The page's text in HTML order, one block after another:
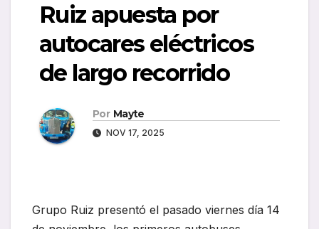
Ruiz apuesta por
autocares eléctricos
de largo recorrido
Por Mayte
NOV 17, 2025
Grupo Ruiz presentó el pasado viernes día 14